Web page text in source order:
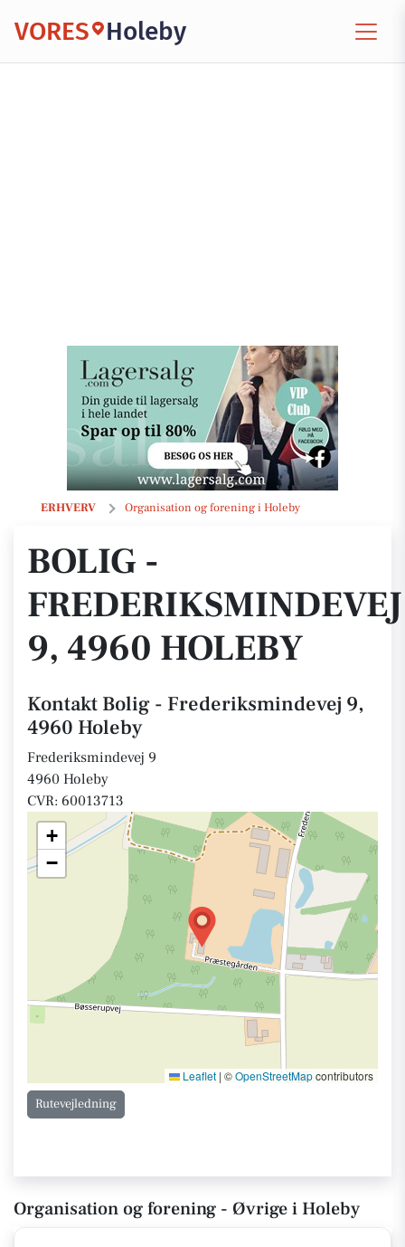
VORES Holeby
ERHVERV Organisation og forening i Holeby
Bolig - Frederiksmindevej 9, 4960 Holeby
BOLIG -
FREDERIKSMINDEVEJ
9, 4960 HOLEBY
Kontakt Bolig - Frederiksmindevej 9,
4960 Holeby
Frederiksmindevej 9
4960 Holeby
CVR: 60013713
+
−
Leaflet | ©OpenStreetMapcontributors
Rutevejledning
Organisation og forening - Øvrige i Holeby